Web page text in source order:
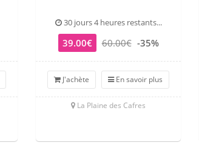
30 jours 4 heures restants...
39.00€ 60.00€ -35%
J'achète En savoir plus
La Plaine des Cafres